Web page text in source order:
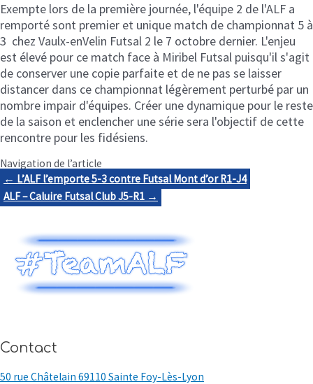
Exempte lors de la première journée, l'équipe 2 de l'ALF a
remporté sont premier et unique match de championnat 5 à
3 chez Vaulx-enVelin Futsal 2 le 7 octobre dernier. L'enjeu
est élevé pour ce match face à Miribel Futsal puisqu'il s'agit
de conserver une copie parfaite et de ne pas se laisser
distancer dans ce championnat légèrement perturbé par un
nombre impair d'équipes. Créer une dynamique pour le reste
de la saison et enclencher une série sera l'objectif de cette
rencontre pour les fidésiens.
Navigation de l’article
← L’ALF l’emporte 5-3 contre Futsal Mont d’or R1-J4
ALF – Caluire Futsal Club J5-R1 →
Contact
50 rue Châtelain 69110 Sainte Foy-Lès-Lyon